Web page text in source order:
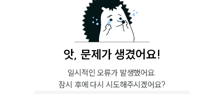
앗, 문제가 생겼어요!
일시적인 오류가 발생했어요.
잠시 후에 다시 시도해주시겠어요?